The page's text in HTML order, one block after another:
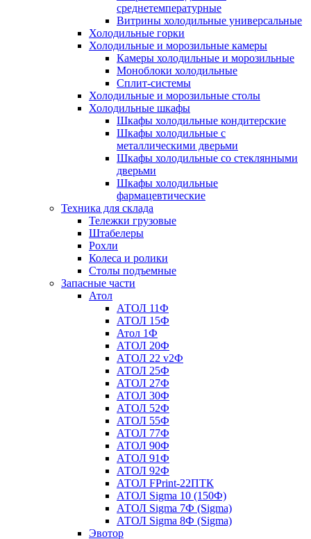
среднетемпературные
Витрины холодильные универсальные
Холодильные горки
Холодильные и морозильные камеры
Камеры холодильные и морозильные
Моноблоки холодильные
Сплит-системы
Холодильные и морозильные столы
Холодильные шкафы
Шкафы холодильные кондитерские
Шкафы холодильные с
металлическими дверьми
Шкафы холодильные со стеклянными
дверьми
Шкафы холодильные
фармацевтические
Техника для склада
Тележки грузовые
Штабелеры
Рохли
Колеса и ролики
Столы подъемные
Запасные части
Атол
АТОЛ 11Ф
АТОЛ 15Ф
Атол 1Ф
АТОЛ 20Ф
АТОЛ 22 v2Ф
АТОЛ 25Ф
АТОЛ 27Ф
АТОЛ 30Ф
АТОЛ 52Ф
АТОЛ 55Ф
АТОЛ 77Ф
АТОЛ 90Ф
АТОЛ 91Ф
АТОЛ 92Ф
АТОЛ FPrint-22ПТК
АТОЛ Sigma 10 (150Ф)
АТОЛ Sigma 7Ф (Sigma)
АТОЛ Sigma 8Ф (Sigma)
Эвотор